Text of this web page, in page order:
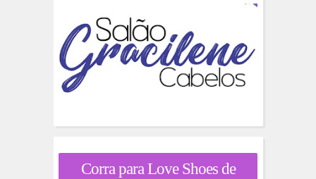
Corra para Love Shoes de